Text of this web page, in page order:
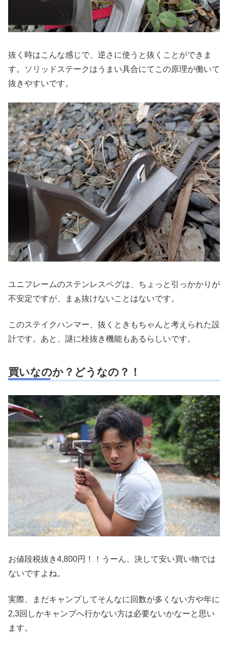
抜く時はこんな感じで、逆さに使うと抜くことができま
す。ソリッドステークはうまい具合にてこの原理が働いて
抜きやすいです。
ユニフレームのステンレスペグは、ちょっと引っかかりが
不安定ですが、まぁ抜けないことはないです。
このステイクハンマー、抜くときもちゃんと考えられた設
計です。あと、謎に栓抜き機能もあるらしいです。
買いなのか？どうなの？！
お値段税抜き4,800円！！うーん、決して安い買い物では
ないですよね。
実際、まだキャンプしてそんなに回数が多くない方や年に
2,3回しかキャンプへ行かない方は必要ないかなーと思い
ます。